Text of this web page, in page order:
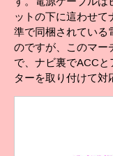
ットの下に這わせ
準で同梱されている
のですが、このマー
で、ナビ裏でACC
ターを取り付けて対